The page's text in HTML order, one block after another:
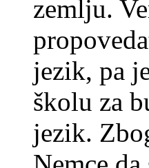
zemlju.
jezik, pa
školu za
jezik.